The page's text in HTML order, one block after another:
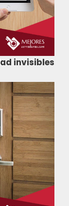
invisibles